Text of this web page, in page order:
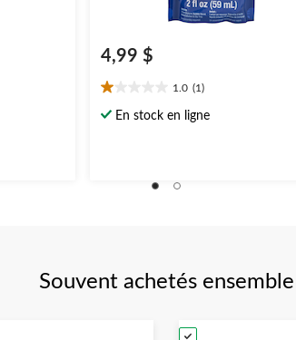
4,99 $
1.0 (1)
1.0
étoile(s)
évaluation
En stock en ligne
Souvent achetés ensemble